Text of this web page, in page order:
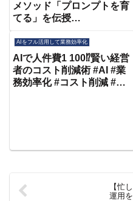
メソッド「プロンプトを育
てる」を伝授
Workspace/生成AI】
AIをフル活用して業務効率化
AIで人件費1 100⁉️賢い経営
者のコスト削減術 #AI #業
務効率化 #コスト削減 #DX
【忙
運用